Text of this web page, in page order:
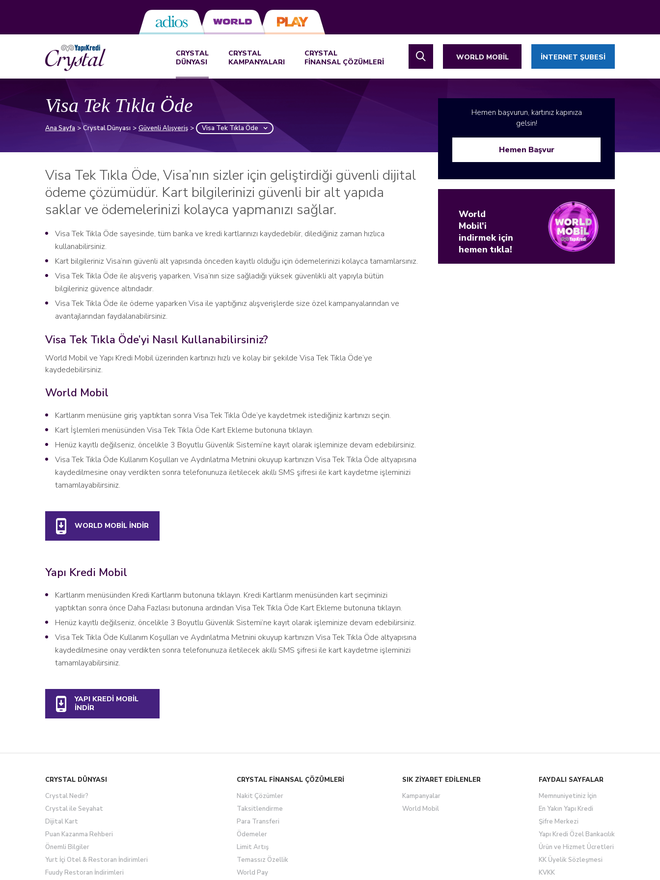
CRYSTAL
DÜNYASI
CRYSTAL
KAMPANYALARI
CRYSTAL
FİNANSAL ÇÖZÜMLERİ
WORLD MOBİL İNTERNET ŞUBESİ
Hemen başvurun, kartınız kapınıza
gelsin!
Hemen Başvur
World
Mobil'i
indirmek için
hemen tıkla!
Visa Tek Tıkla Öde
Ana Sayfa Crystal Dünyası Güvenli Alışveriş Visa Tek Tıkla Öde
Visa Tek Tıkla Öde, Visa’nın sizler için geliştirdiği güvenli dijital
ödeme çözümüdür. Kart bilgilerinizi güvenli bir alt yapıda
saklar ve ödemelerinizi kolayca yapmanızı sağlar.
Visa Tek Tıkla Öde sayesinde, tüm banka ve kredi kartlarınızı kaydedebilir, dilediğiniz zaman hızlıca
kullanabilirsiniz.
Kart bilgileriniz Visa’nın güvenli alt yapısında önceden kayıtlı olduğu için ödemelerinizi kolayca tamamlarsınız.
Visa Tek Tıkla Öde ile alışveriş yaparken, Visa’nın size sağladığı yüksek güvenlikli alt yapıyla bütün
bilgileriniz güvence altındadır.
Visa Tek Tıkla Öde ile ödeme yaparken Visa ile yaptığınız alışverişlerde size özel kampanyalarından ve
avantajlarından faydalanabilirsiniz.
Visa Tek Tıkla Öde’yi Nasıl Kullanabilirsiniz?
World Mobil ve Yapı Kredi Mobil üzerinden kartınızı hızlı ve kolay bir şekilde Visa Tek Tıkla Öde’ye
kaydedebilirsiniz.
World Mobil
Kartlarım menüsüne giriş yaptıktan sonra Visa Tek Tıkla Öde’ye kaydetmek istediğiniz kartınızı seçin.
Kart İşlemleri menüsünden Visa Tek Tıkla Öde Kart Ekleme butonuna tıklayın.
Henüz kayıtlı değilseniz, öncelikle 3 Boyutlu Güvenlik Sistemi’ne kayıt olarak işleminize devam edebilirsiniz.
Visa Tek Tıkla Öde Kullanım Koşulları ve Aydınlatma Metnini okuyup kartınızın Visa Tek Tıkla Öde altyapısına
kaydedilmesine onay verdikten sonra telefonunuza iletilecek akıllı SMS şifresi ile kart kaydetme işleminizi
tamamlayabilirsiniz.
WORLD MOBİL İNDİR
Yapı Kredi Mobil
Kartlarım menüsünden Kredi Kartlarım butonuna tıklayın. Kredi Kartlarım menüsünden kart seçiminizi
yaptıktan sonra önce Daha Fazlası butonuna ardından Visa Tek Tıkla Öde Kart Ekleme butonuna tıklayın.
Henüz kayıtlı değilseniz, öncelikle 3 Boyutlu Güvenlik Sistemi’ne kayıt olarak işleminize devam edebilirsiniz.
Visa Tek Tıkla Öde Kullanım Koşulları ve Aydınlatma Metnini okuyup kartınızın Visa Tek Tıkla Öde altyapısına
kaydedilmesine onay verdikten sonra telefonunuza iletilecek akıllı SMS şifresi ile kart kaydetme işleminizi
tamamlayabilirsiniz.
YAPI KREDİ MOBİL
İNDİR
CRYSTAL DÜNYASI
Crystal Nedir?
Crystal ile Seyahat
Dijital Kart
Puan Kazanma Rehberi
Önemli Bilgiler
Yurt İçi Otel & Restoran İndirimleri
Fuudy Restoran İndirimleri
CRYSTAL FİNANSAL ÇÖZÜMLERİ
Nakit Çözümler
Taksitlendirme
Para Transferi
Ödemeler
Limit Artış
Temassız Özellik
World Pay
SIK ZİYARET EDİLENLER
Kampanyalar
World Mobil
FAYDALI SAYFALAR
Memnuniyetiniz İçin
En Yakın Yapı Kredi
Şifre Merkezi
Yapı Kredi Özel Bankacılık
Ürün ve Hizmet Ücretleri
KK Üyelik Sözleşmesi
KVKK